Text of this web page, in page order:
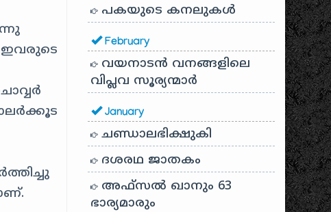
ഇവരുടെ
പകയുടെ കനലുകൾ
February
വയനാടൻ വനങ്ങളിലെ
വിപ്ലവ സൂര്യന്മാർ
January
ചണ്ഡാലഭിക്ഷുകി
ദശരഥ ജാതകം
അഫ്സൽ ഖാനും 63
ഭാര്യമാരും